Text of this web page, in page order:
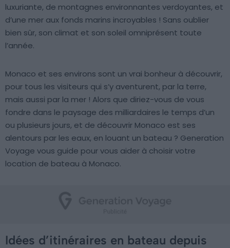
luxuriante, de montagnes environnantes verdoyantes, et
d’une mer aux fonds marins incroyables ! Sans oublier
bien sûr, son climat et son soleil omniprésent toute
l’année.
Monaco et ses environs sont un vrai bonheur à découvrir,
pour tous les visiteurs qui s’y aventurent, par la terre,
mais aussi par la mer ! Alors que diriez-vous de vous
fondre dans le paysage des milliardaires le temps d’un
ou plusieurs jours, et de découvrir Monaco est ses
alentours par les eaux, en louant un bateau ? Generation
Voyage vous guide pour vous aider à choisir votre
location de bateau à Monaco.
Idées d’itinéraires en bateau depuis